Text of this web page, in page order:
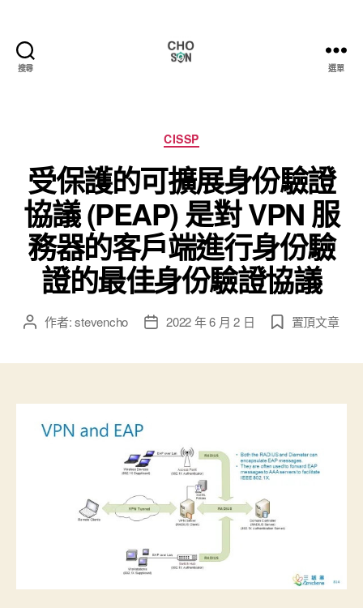
搜尋
大
小
事
選單
分
類
CISSP
受保護的可擴展身份驗證
協議 (PEAP) 是對 VPN 服
務器的客戶端進行身份驗
證的最佳身份驗證協議
文 作者:stevencho
文 2022 年 6 月 2 日 置頂文章